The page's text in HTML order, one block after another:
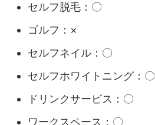
セルフ脱毛：〇
ゴルフ：×
セルフネイル：〇
セルフホワイトニング：〇
ドリンクサービス：〇
ワークスペース：〇